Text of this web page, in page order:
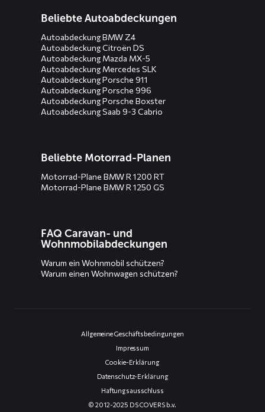
Beliebte Autoabdeckungen
Autoabdeckung BMW Z4
Autoabdeckung Citroën DS
Autoabdeckung Mazda MX-5
Autoabdeckung Mercedes SLK
Autoabdeckung Porsche 911
Autoabdeckung Porsche 996
Autoabdeckung Porsche Boxster
Autoabdeckung Saab 9-3 Cabrio
Beliebte Motorrad-Planen
Motorrad-Plane BMW R 1200 RT
Motorrad-Plane BMW R 1250 GS
FAQ Caravan- und
Wohnmobilabdeckungen
Warum ein Wohnmobil schützen?
Warum einen Wohnwagen schützen?
Allgemeine Geschäftsbedingungen
Impressum
Cookie-Erklärung
Datenschutz-Erklärung
Haftungsausschluss
© 2012-2025 DS COVERS b.v.